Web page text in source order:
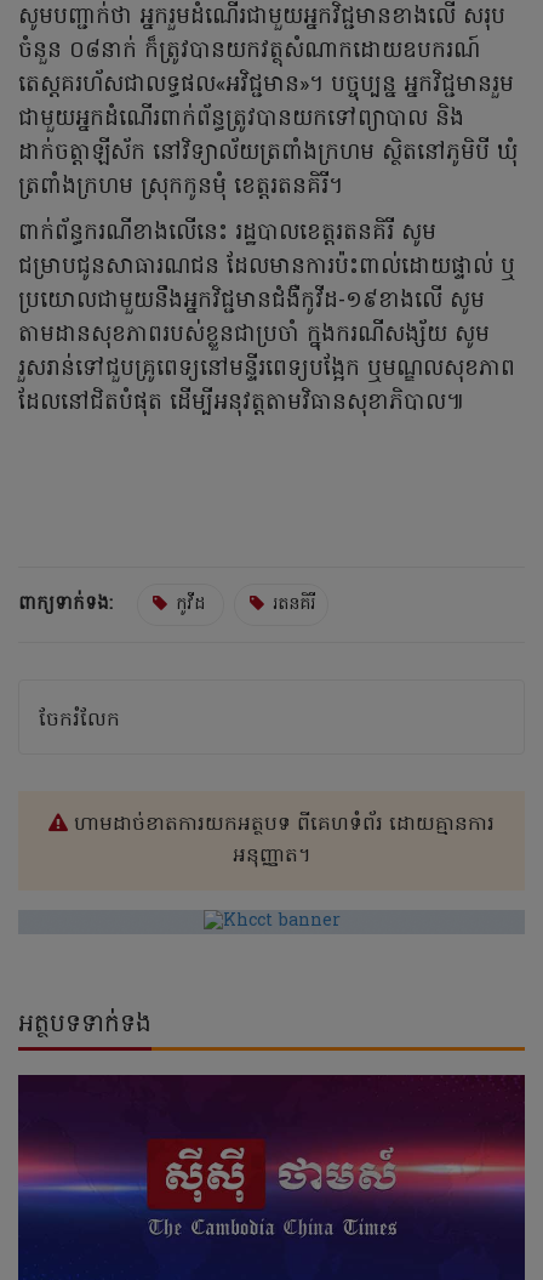
សូមបញ្ជាក់ថា អ្នករួមដំណើរជាមួយអ្នកវិជ្ជមានខាងលើ សរុប
ចំនួន ០៨នាក់ ក៏ត្រូវបានយកវត្ថុសំណាកដោយឧបករណ៍
តេស្តគរហ័សជាលទ្ធផល«អវិជ្ជមាន»។ បច្ចុប្បន្ន អ្នកវិជ្ជមានរួម
ជាមួយអ្នកដំណើរពាក់ព័ន្ធត្រូវបានយកទៅព្យាបាល និង
ដាក់ចត្តាឡីស័ក នៅវិទ្យាល័យត្រពាំងក្រហម ស្ថិតនៅភូមិបី ឃុំ
ត្រពាំងក្រហម ស្រុកកូនមុំ ខេត្តរតនគិរី។
ពាក់ព័ន្ធករណីខាងលើនេះ រដ្ឋបាលខេត្តរតនគិរី សូម
ជម្រាបជូនសាធារណជន ដែលមានការប៉ះពាល់ដោយផ្ទាល់ ឬ
ប្រយោលជាមួយនឹងអ្នកវិជ្ជមានជំងឺកូវីដ-១៩ខាងលើ សូម
តាមដានសុខភាពរបស់ខ្លួនជាប្រចាំ ក្នុងករណីសង្ស័យ សូម
រួសរាន់ទៅជួបគ្រូពេទ្យនៅមន្ទីរពេទ្យបង្អែក ឬមណ្ឌលសុខភាព
ដែលនៅជិតបំផុត ដើម្បីអនុវត្តតាមវិធានសុខាភិបាល៕
ពាក្យទាក់ទង: កូវីដ រតនគិរី
ចែករំលែក
ហាមដាច់ខាតការយកអត្ថបទ ពីគេហទំព័រ ដោយគ្មានការ
អនុញ្ញាត។
អត្ថបទទាក់ទង